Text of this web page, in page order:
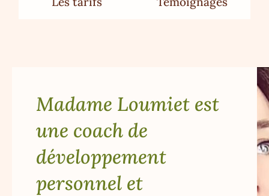
Madame Loumiet est
une coach de
développement
personnel et